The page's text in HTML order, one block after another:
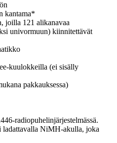
kantama*
joilla 121 alikanavaa
univormuun) kiinnitettävät
kuulokkeilla (ei sisälly
pakkauksessa)
radiopuhelinjärjestelmässä.
NiMH-akulla, joka